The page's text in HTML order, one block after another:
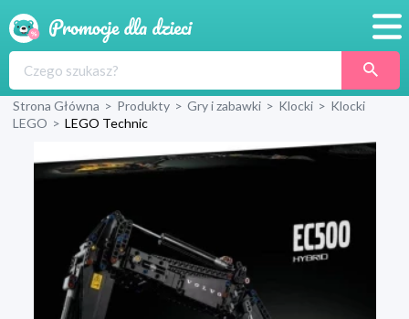
Produkty
Sklepy
Wyprawka
Strona Główna > Produkty > Gry i zabawki > Klocki > Klocki
LEGO > LEGO Technic